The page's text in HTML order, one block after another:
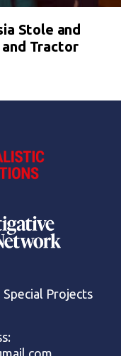
Stole and
Tractor
Special Projects